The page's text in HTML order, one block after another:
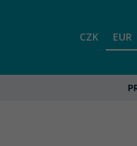
CZK EUR